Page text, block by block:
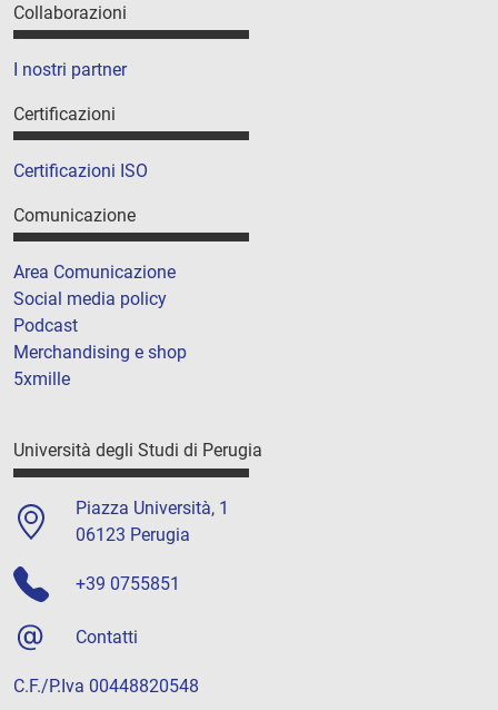
Collaborazioni
I nostri partner
Certificazioni
Certificazioni ISO
Comunicazione
Area Comunicazione
Social media policy
Podcast
Merchandising e shop
5xmille
Università degli Studi di Perugia
Piazza Università, 1
06123 Perugia
+39 0755851
Contatti
C.F./P.Iva 00448820548